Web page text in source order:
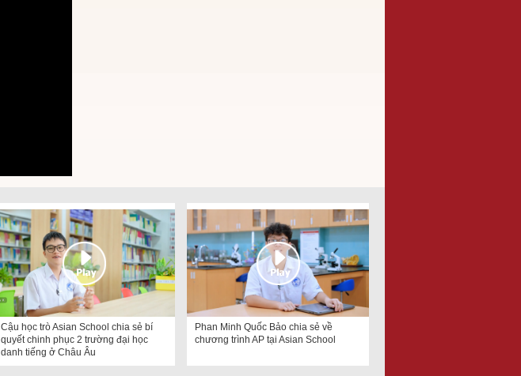
Cậu học trò Asian School chia sẻ bí
quyết chinh phục 2 trường đại học
danh tiếng ở Châu Âu
Phan Minh Quốc Bảo chia sẻ về
chương trình AP tại Asian School